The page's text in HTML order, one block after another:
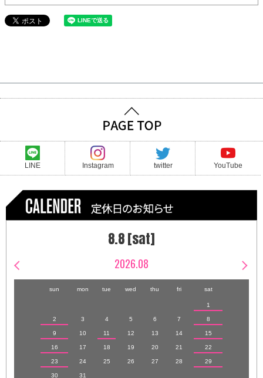
LINE Instagram twitter YouTube
8.8 [sat]
2026.08
sun mon tue wed thu fri sat
1
2 3 4 5 6 7 8
9 10 11 12 13 14 15
16 17 18 19 20 21 22
23 24 25 26 27 28 29
30 31